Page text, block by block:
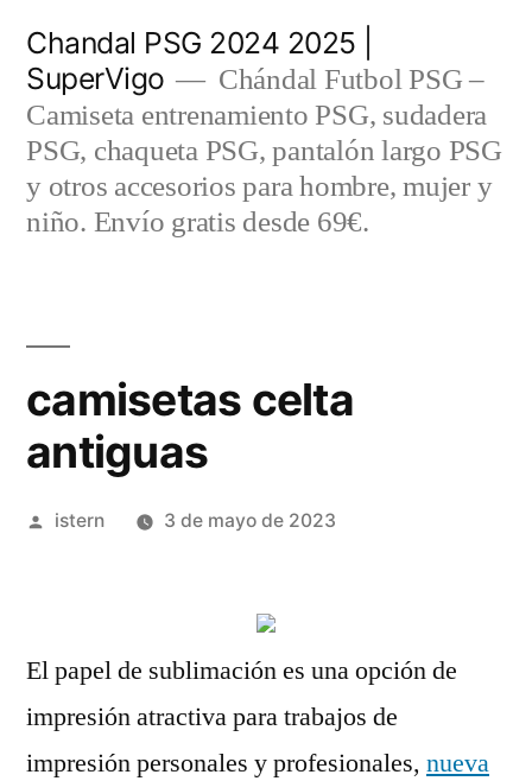
contenido
Chandal PSG 2024 2025 |
SuperVigo
Chándal Futbol PSG –
Camiseta entrenamiento PSG, sudadera
PSG, chaqueta PSG, pantalón largo PSG
y otros accesorios para hombre, mujer y
niño. Envío gratis desde 69€.
camisetas celta
antiguas
Publicado
istern 3 de mayo de 2023
El papel de sublimación es una opción de
impresión atractiva para trabajos de
impresión personales y profesionales, nueva